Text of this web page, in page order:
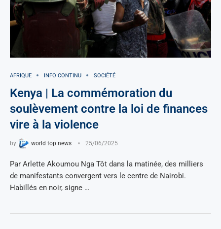
AFRIQUE INFO CONTINU SOCIÉTÉ
Kenya | La commémoration du
soulèvement contre la loi de finances
vire à la violence
by world top news 25/06/2025
Par Arlette Akoumou Nga Tôt dans la matinée, des milliers
de manifestants convergent vers le centre de Nairobi.
Habillés en noir, signe …